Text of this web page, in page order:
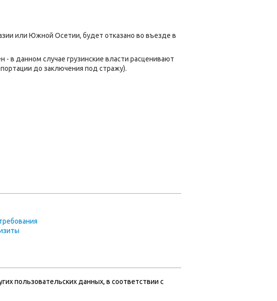
или Южной Осетии, будет отказано во въезде в
в данном случае грузинские власти расценивают
до заключения под стражу).
пользовательских данных, в соответствии с